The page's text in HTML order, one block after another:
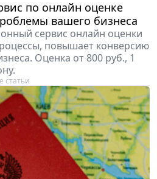
по онлайн оценке
вашего бизнеса
сервис онлайн оценки
повышает конверсию
Оценка от 800 руб., 1
статьи